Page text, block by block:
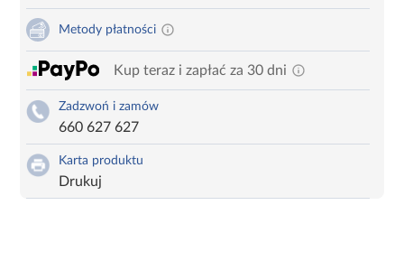
Metody płatności
Kup teraz i zapłać za 30 dni
Zadzwoń i zamów
660 627 627
Karta produktu
Drukuj